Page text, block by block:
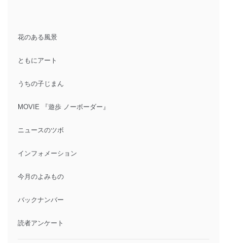
花のある風景
ともにアート
うちの子じまん
MOVIE 『遊歩 ノーボーダー』
ニュースのツボ
インフォメーション
今月のよみもの
バックナンバー
読者アンケート